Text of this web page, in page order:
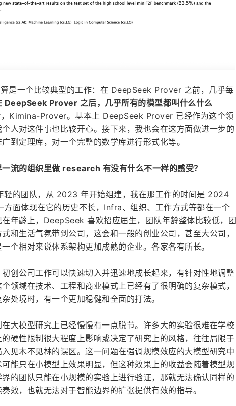
是一个比较典型的工作：在 DeepSeek Prover 之前，几乎每
DeepSeek Prover 之后，几乎所有的模型都叫什么什么
Kimina-Prover。基本上 DeepSeek Prover 已经作为这个领
人对这件事也比较开心。接下来，我也会在这方面做进一步的
到定理库，对一个完整的数学库进行形式化等。
流的组织里做 research 有没有什么不一样的感受？
轻的团队，从 2023 年开始组建，我在那工作的时间是 2024
面体现在它的历史不长，Infra、组织、工作方式等都在一个
年龄上，DeepSeek 喜欢招应届生，团队年龄整体比较低，团
和生活气氛带到公司，这会和一般的创业公司，甚至大公司，
个相对来说体系架构更加成熟的企业。各家各有所长。
创公司工作可以快速切入并迅速地成长起来，有针对性地调整
领域在技术、工程和商业模式上已经有了很明确的复杂模式，
处境时，有一个更加稳健和全面的打法。
大模型研究上已经慢慢有一点脱节。许多大的实验很难在学校
硬性限制很大程度上影响或决定了研究上的风格，往往局限于
见木不见林的误区。这一问题在强调规模效应的大模型研究中
能只在小模型上效果明显，但这种效果上的收益会随着模型规
的团队只能在小规模的实验上进行验证，那就无法确认同样的
效，也就无法对于智能边界的扩张提供有效的指导。